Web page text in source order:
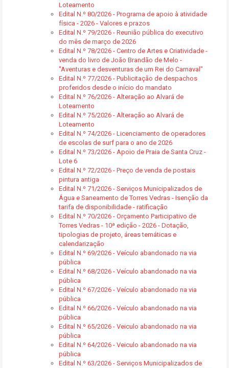
Loteamento
Edital N.º 80/2026 - Programa de apoio à atividade
física - 2026 - Valores e prazos
Edital N.º 79/2026 - Reunião pública do executivo
do mês de março de 2026
Edital N.º 78/2026 - Centro de Artes e Criatividade -
venda do livro de João Brandão de Melo -
"Aventuras e desventuras de um Rei do Carnaval"
Edital N.º 77/2026 - Publicitação de despachos
proferidos desde o início do mandato
Edital N.º 76/2026 - Alteração ao Alvará de
Loteamento
Edital N.º 75/2026 - Alteração ao Alvará de
Loteamento
Edital N.º 74/2026 - Licenciamento de operadores
de escolas de surf para o ano de 2026
Edital N.º 73/2026 - Apoio de Praia de Santa Cruz -
Lote 6
Edital N.º 72/2026 - Preço de venda de postais
pintura antiga
Edital N.º 71/2026 - Serviços Municipalizados de
Água e Saneamento de Torres Vedras - Isenção da
tarifa de disponibilidade - ratificação
Edital N.º 70/2026 - Orçamento Participativo de
Torres Vedras - 10ª edição - 2026 - Dotação,
tipologias de projeto, áreas temáticas e
calendarização
Edital N.º 69/2026 - Veículo abandonado na via
pública
Edital N.º 68/2026 - Veículo abandonado na via
pública
Edital N.º 67/2026 - Veículo abandonado na via
pública
Edital N.º 66/2026 - Veículo abandonado na via
pública
Edital N.º 65/2026 - Veiculo abandonado na via
pública
Edital N.º 64/2026 - Veiculo abandonado na via
pública
Edital N.º 63/2026 - Serviços Municipalizados de